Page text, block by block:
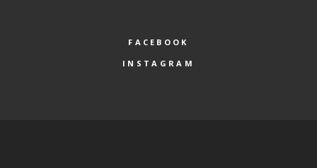
FACEBOOK
INSTAGRAM